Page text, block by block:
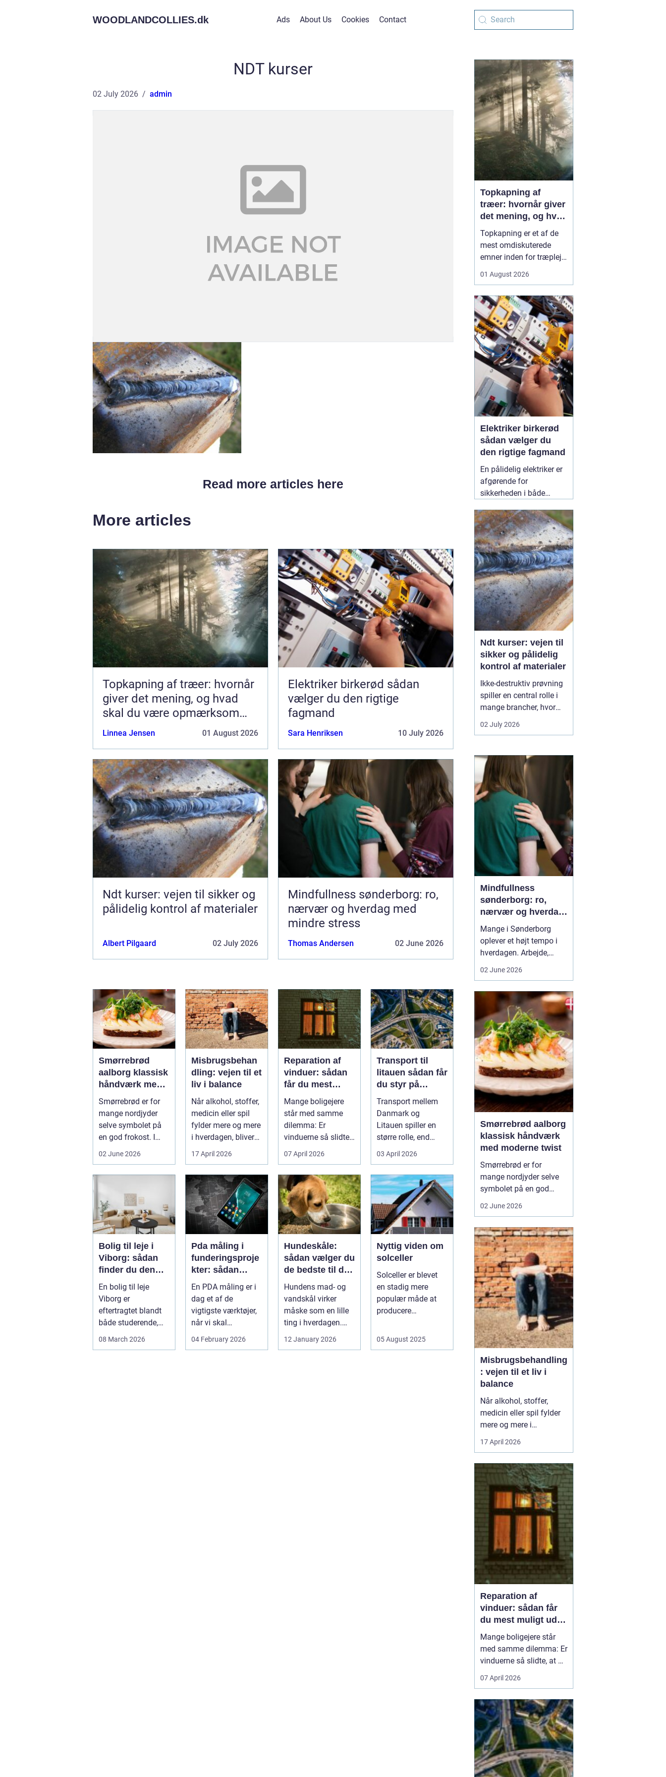
WOODLANDCOLLIES.dk Ads About Us Cookies Contact
NDT kurser
02 July 2026 admin
Read more articles here
More articles
Topkapning af træer: hvornår
giver det mening, og hvad
skal du være opmærksom
på?
Linnea Jensen 01 August 2026
Elektriker birkerød sådan
vælger du den rigtige
fagmand
Sara Henriksen 10 July 2026
Ndt kurser: vejen til sikker og
pålidelig kontrol af materialer
Albert Pilgaard 02 July 2026
Mindfullness sønderborg: ro,
nærvær og hverdag med
mindre stress
Thomas Andersen 02 June 2026
Smørrebrød
aalborg klassisk
håndværk med
moderne twist
Smørrebrød er for
mange nordjyder
selve symbolet på
en god frokost. I
Aalborg har den
02 June 2026
Misbrugsbehan
dling: vejen til et
liv i balance
Når alkohol, stoffer,
medicin eller spil
fylder mere og mere
i hverdagen, bliver
grænsen...
17 April 2026
Reparation af
vinduer: sådan
får du mest
muligt ud af
dine gamle
vinduer
Mange boligejere
står med samme
dilemma: Er
vinduerne så slidte,
at de bør skifte...
07 April 2026
Transport til
litauen sådan får
du styr på
fragten til
baltikum
Transport mellem
Danmark og
Litauen spiller en
større rolle, end
mange er klar over.
03 April 2026
Bolig til leje i
Viborg: sådan
finder du den
rette lejlighed
En bolig til leje
Viborg er
eftertragtet blandt
både studerende,
familier og seniorer,
08 March 2026
Pda måling i
funderingsproje
kter: sådan
sikrer du
dokumenteret
bæreevne
En PDA måling er i
dag et af de
vigtigste værktøjer,
når vi skal
dokumentere
04 February 2026
Hundeskåle:
sådan vælger du
de bedste til din
hund
Hundens mad- og
vandskål virker
måske som en lille
ting i hverdagen.
Men valg af
12 January 2026
Nyttig viden om
solceller
Solceller er blevet
en stadig mere
populær måde at
producere
05 August 2025
Topkapning af
træer: hvornår giver
det mening, og hvad
skal du være
opmærksom på?
Topkapning er et af de
mest omdiskuterede
emner inden for træpleje.
på et for højt træ tæt på
tænker, at problemet er
løst, hvis man bare s...
01 August 2026
Elektriker birkerød
sådan vælger du
den rigtige fagmand
En pålidelig elektriker er
afgørende for
sikkerheden i både
virksomheder.
Elinstallationer er
usynlige i hverdagen,
men når noget fejler,
mærker man det med
det samme. I Birkerød og
omegn søger mange
efter en10 July 2026
Ndt kurser: vejen til
sikker og pålidelig
kontrol af materialer
Ikke-destruktiv prøvning
spiller en central rolle i
mange brancher, hvor
sikkerhed, kvalitet og
driftssikkerhed er
kurserkan teknikere,
svejsere, tilsynsførende
og ingeniører dokumen...
02 July 2026
Mindfullness
sønderborg: ro,
nærvær og hverdag
med mindre stress
Mange i Sønderborg
oplever et højt tempo i
hverdagen. Arbejde,
kan sætte nervesystemet
på overarbejde. Herkan
min...
02 June 2026
Smørrebrød aalborg
klassisk håndværk
med moderne twist
Smørrebrød er for
mange nordjyder selve
symbolet på en god
der forener tradition og
nytænkning. Her spiller
gode råvarer, lokalt
håndværk og kreativ
anretning sammen, så
du får en...
02 June 2026
Misbrugsbehandling
: vejen til et liv i
balance
Når alkohol, stoffer,
medicin eller spil fylder
mere og mere i
hverdagen, bliver
grænsen mellem vane
sløret. Mange forsøger
længe at klare sig selv,
men for en stor del viser
erfaringen, at...
17 April 2026
Reparation af
vinduer: sådan får
du mest muligt ud af
dine gamle vinduer
Mange boligejere står
med samme dilemma: Er
vinduerne så slidte, at de
bør skiftes, eller kan de
repareres og få nyt liv? I
kan en grundig
reparation af vinduer
være en både økon...
07 April 2026